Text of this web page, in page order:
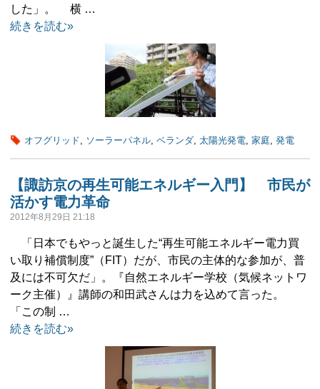
した」。 横 …
続きを読む»
オフグリッド, ソーラーパネル, ベランダ, 太陽光発電, 家庭, 発電
【諏訪京の再生可能エネルギー入門】 市民が
活かす電力革命
2012年8月29日 21:18
「日本でもやっと誕生した“再生可能エネルギー電力買
い取り補償制度”（FIT）だが、市民の主体的な参加が、普
及には不可欠だ」。『自然エネルギー学校（気候ネットワ
ーク主催）』講師の和田武さんは力を込めて言った。
「この制 …
続きを読む»